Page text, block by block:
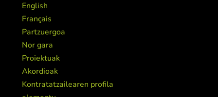
English
Français
Partzuergoa
Nor gara
Proiektuak
Akordioak
Kontratatzailearen profila